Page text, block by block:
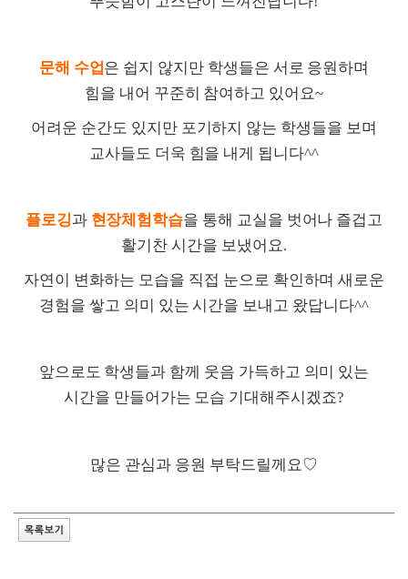
문해 수업은 쉽지 않지만 학생들은 서로 응원하며
힘을 내어 꾸준히 참여하고 있어요~
어려운 순간도 있지만 포기하지 않는 학생들을 보며
교사들도 더욱 힘을 내게 됩니다^^
플로깅과 현장체험학습을 통해 교실을 벗어나 즐겁고
활기찬 시간을 보냈어요.
자연이 변화하는 모습을 직접 눈으로 확인하며 새로운
경험을 쌓고 의미 있는 시간을 보내고 왔답니다^^
앞으로도 학생들과 함께 웃음 가득하고 의미 있는
시간을 만들어가는 모습 기대해주시겠죠?
많은 관심과 응원 부탁드릴께요♡